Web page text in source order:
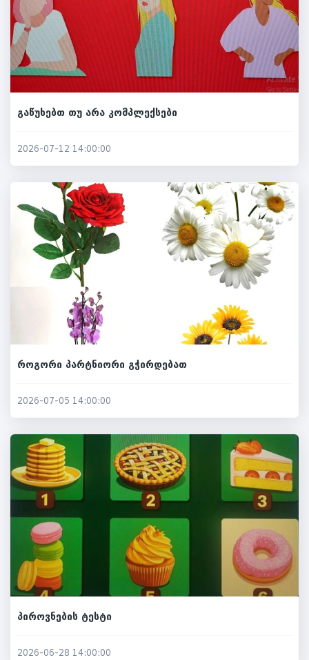
გაწუხებთ თუ არა კომპლექსები
2026-07-12 14:00:00
როგორი პარტნიორი გჭირდებათ
2026-07-05 14:00:00
პიროვნების ტესტი
2026-06-28 14:00:00